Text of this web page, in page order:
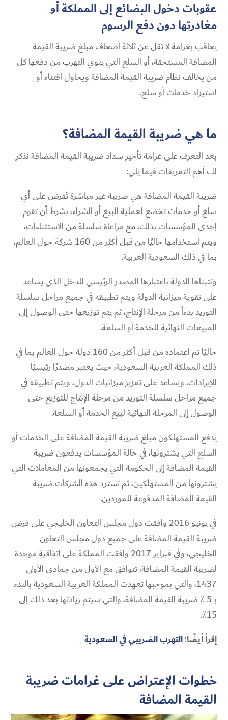
عقوبات دخول البضائع إلى المملكة أو
مغادرتها دون دفع الرسوم
يعاقب بغرامة لا تقل عن ثلاثة أضعاف مبلغ ضريبة القيمة
المضافة المستحقة، أو السلع التي ينوي التهرب من دفعها كل
من يخالف نظام ضريبة القيمة المضافة ويحاول اقتناء أو
استيراد خدمات أو سلع.
ما هي ضريبة القيمة المضافة؟
بعد التعرف على غرامة تأخير سداد ضريبة القيمة المضافة نذكر
لك أهم التعريفات فيما يلي:
ضريبة القيمة المضافة هي ضريبة غير مباشرة تُفرض على أي
سلع أو خدمات تخضع لعملية البيع أو الشراء، بشرط أن تقوم
إحدى المؤسسات بذلك، مع مراعاة سلسلة من الاستثناءات،
ويتم استخدامها حاليًا من قبل أكثر من 160 شركة حول العالم،
بما في ذلك السعودية العربية.
وتتبناها الدولة باعتبارها المصدر الرئيسي للدخل الذي يساعد
على تقوية ميزانية الدولة ويتم تطبيقه في جميع مراحل سلسلة
التوريد بدءاً من مرحلة الإنتاج، ثم يتم توزيعها حتى الوصول إلى
المبيعات النهائية للخدمة أو السلعة.
حاليًا تم اعتماده من قبل أكثر من 160 دولة حول العالم بما في
ذلك المملكة العربية السعودية، حيث يعتبر مصدرًا رئيسيًا
للإيرادات، ويساعد على تعزيز ميزانيات الدول، ويتم تطبيقه في
جميع مراحل سلسلة التوريد من مرحلة الإنتاج للتوزيع حتى
الوصول إلى المرحلة النهائية لبيع الخدمة أو السلعة.
يدفع المستهلكون مبلغ ضريبة القيمة المضافة على الخدمات أو
السلع التي يشترونها، في حالة المؤسسات يدفعون ضريبة
القيمة المضافة إلى الحكومة التي يجمعونها من المعاملات التي
يشترونها من المستهلكين، ثم تسترد هذه الشركات ضريبة
القيمة المضافة المدفوعة للموردين.
في يونيو 2016 وافقت دول مجلس التعاون الخليجي على فرض
ضريبة القيمة المضافة على جميع دول مجلس التعاون
الخليجي، وفي فبراير 2017 وافقت المملكة على اتفاقية موحدة
لضريبة القيمة المضافة، تتوافق مع الأول من جمادى الأولى
1437، والتي بموجبها تعهدت المملكة العربية السعودية بالبدء
بـ 5 ٪ ضريبة القيمة المضافة، والتي سيتم زيادتها بعد ذلك إلى
15٪.
إقرأ أيضًا:التهرب الضريبي في السعودية
خطوات الإعتراض على غرامات ضريبة
القيمة المضافة